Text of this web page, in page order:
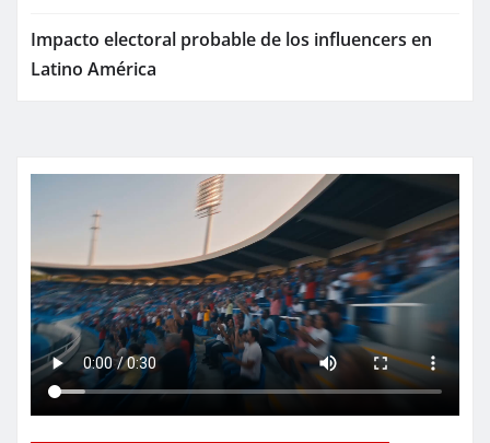
Impacto electoral probable de los influencers en
Latino América